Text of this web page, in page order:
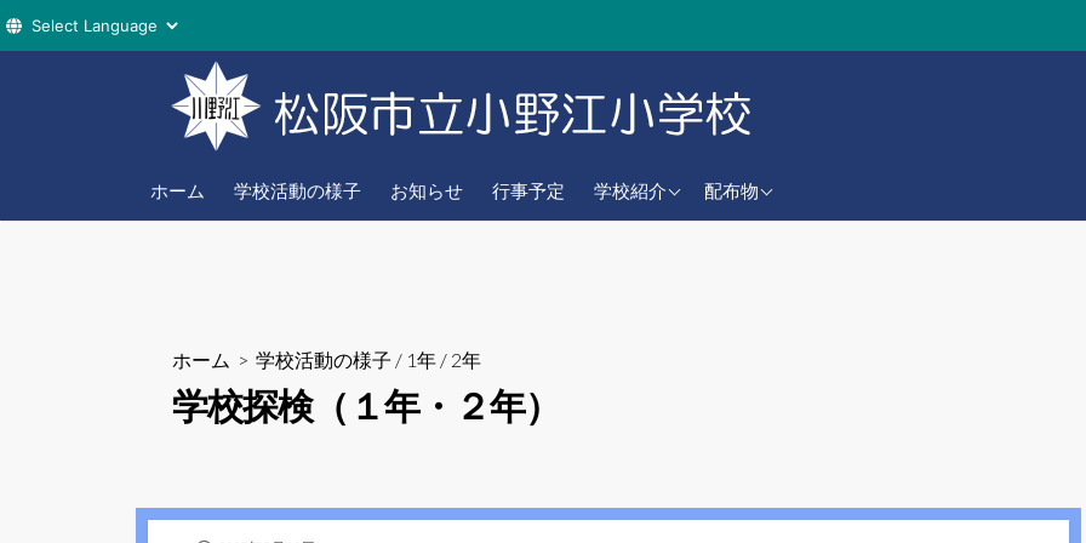
へ
ホーム 学校活動の様子 お知らせ 行事予定 学校紹介
学校教育目標配布物
学校だより
ホーム > 学校活動の様子 / 1年 / 2年
学校探検（１年・２年）